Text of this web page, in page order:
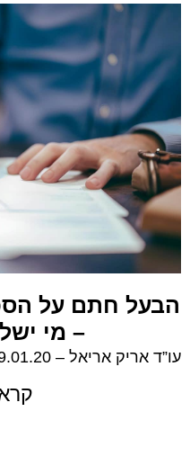
הבעל חתם על
– מי
עו”ד אריק אריאל – 19.01.20 למעבר לכתבה המלאה >>